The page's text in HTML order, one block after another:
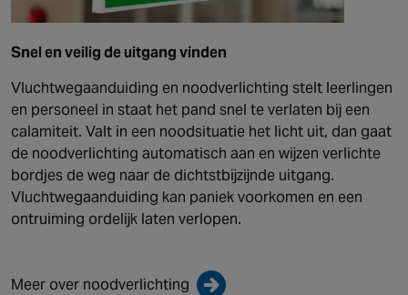
Snel en veilig de uitgang vinden
Vluchtwegaanduiding en noodverlichting stelt leerlingen
en personeel in staat het pand snel te verlaten bij een
calamiteit. Valt in een noodsituatie het licht uit, dan gaat
de noodverlichting automatisch aan en wijzen verlichte
bordjes de weg naar de dichtstbijzijnde uitgang.
Vluchtwegaanduiding kan paniek voorkomen en een
ontruiming ordelijk laten verlopen.
Meer over noodverlichting